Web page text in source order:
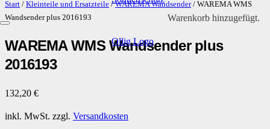
Warenkorb hinzugefügt.
Start / Kleinteile und Ersatzteile /WAREMA Wandsender/ WAREMA WMS
Wandsender plus 2016193
WAREMA WMS Wandsender plus
2016193
132,20 €
inkl. MwSt. zzgl. Versandkosten